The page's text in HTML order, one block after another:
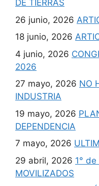
DE TIERRAS
26 junio, 2026
18 junio, 2026
4 junio, 2026
2026
27 mayo, 2026 NO
INDUSTRIA
19 mayo, 2026
DEPENDENCIA
7 mayo, 2026
29 abril, 2026 1°
MOVILIZADOS